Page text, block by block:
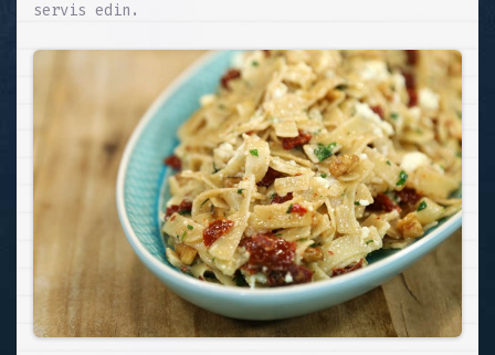
servis edin.